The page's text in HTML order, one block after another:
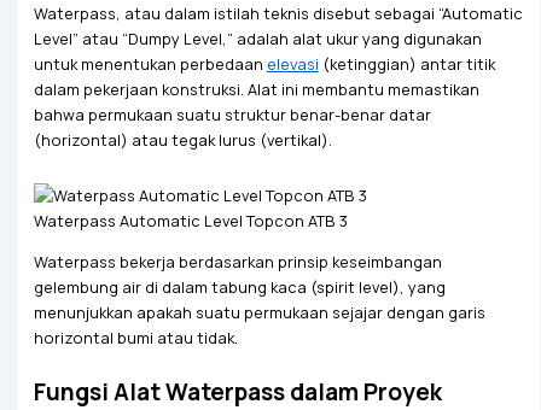
Waterpass, atau dalam istilah teknis disebut sebagai “Automatic
Level” atau “Dumpy Level,” adalah alat ukur yang digunakan
untuk menentukan perbedaan elevasi (ketinggian) antar titik
dalam pekerjaan konstruksi. Alat ini membantu memastikan
bahwa permukaan suatu struktur benar-benar datar
(horizontal) atau tegak lurus (vertikal).
Waterpass Automatic Level Topcon ATB 3
Waterpass bekerja berdasarkan prinsip keseimbangan
gelembung air di dalam tabung kaca (spirit level), yang
menunjukkan apakah suatu permukaan sejajar dengan garis
horizontal bumi atau tidak.
Fungsi Alat Waterpass dalam Proyek